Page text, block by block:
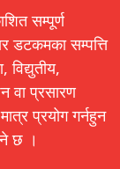
सम्पूर्ण
डटकमका सम्पत्ति
वा प्रसारण
प्रयोग गर्नहुन
छ ।